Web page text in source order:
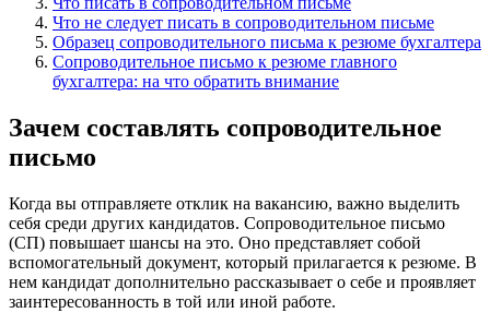
Что не следует писать в сопроводительном письме
Образец сопроводительного письма к резюме бухгалтера
Сопроводительное письмо к резюме главного
бухгалтера: на что обратить внимание
Зачем составлять сопроводительное
письмо
Когда вы отправляете отклик на вакансию, важно выделить
себя среди других кандидатов. Сопроводительное письмо
(СП) повышает шансы на это. Оно представляет собой
вспомогательный документ, который прилагается к резюме. В
нем кандидат дополнительно рассказывает о себе и проявляет
заинтересованность в той или иной работе.